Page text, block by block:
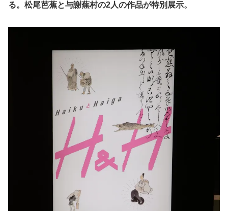
る。松尾芭蕉と与謝蕪村の2人の作品が特別展示。